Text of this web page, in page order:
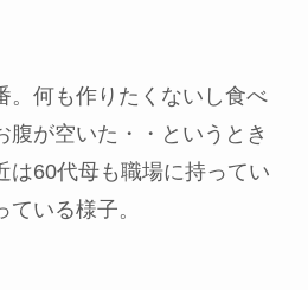
。何も作りたくないし食べ
腹が空いた・・というとき
は60代母も職場に持ってい
いる様子。